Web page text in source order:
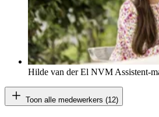
Hilde van der El NVM Assistent-
Toon alle medewerkers (12)